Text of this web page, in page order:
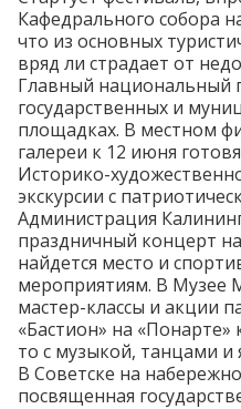
Кафедрального собора
что из основных
вряд ли страдает от
Главный национальный
государственных и
площадках. В местном
галереи к 12 июня
Историко-
экскурсии с
Администрация
праздничный концерт
найдется место и
мероприятиям. В Музее
мастер-классы и акции
«Бастион» на «Понарте»
то с музыкой, танцами и
В Советске на
посвященная